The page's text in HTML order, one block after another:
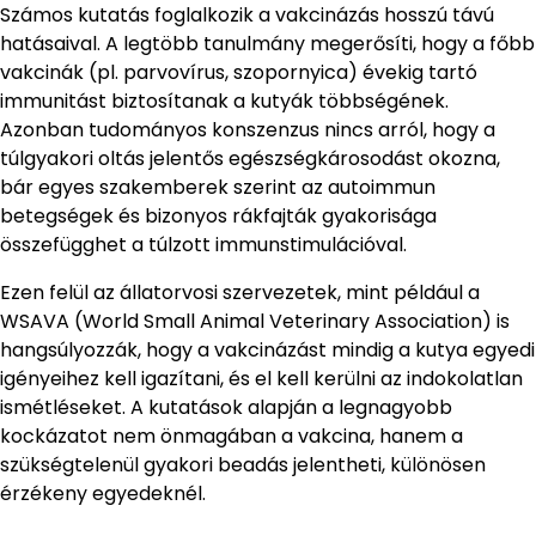
Számos kutatás foglalkozik a vakcinázás hosszú távú
hatásaival. A legtöbb tanulmány megerősíti, hogy a főbb
vakcinák (pl. parvovírus, szopornyica) évekig tartó
immunitást biztosítanak a kutyák többségének.
Azonban tudományos konszenzus nincs arról, hogy a
túlgyakori oltás jelentős egészségkárosodást okozna,
bár egyes szakemberek szerint az autoimmun
betegségek és bizonyos rákfajták gyakorisága
összefügghet a túlzott immunstimulációval.
Ezen felül az állatorvosi szervezetek, mint például a
WSAVA (World Small Animal Veterinary Association) is
hangsúlyozzák, hogy a vakcinázást mindig a kutya egyedi
igényeihez kell igazítani, és el kell kerülni az indokolatlan
ismétléseket. A kutatások alapján a legnagyobb
kockázatot nem önmagában a vakcina, hanem a
szükségtelenül gyakori beadás jelentheti, különösen
érzékeny egyedeknél.